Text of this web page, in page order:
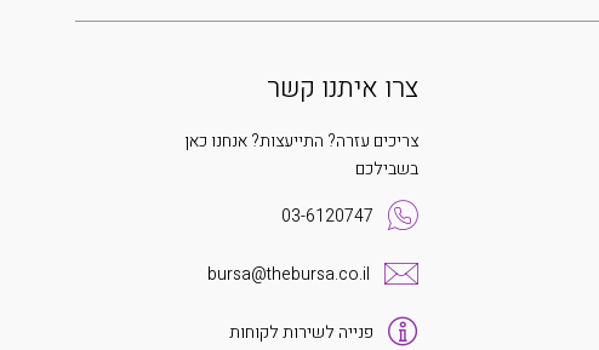
צרו איתנו קשר
צריכים עזרה? התייעצות? אנחנו כאן
בשבילכם
03-6120747
bursa@thebursa.co.il
פנייה לשירות לקוחות